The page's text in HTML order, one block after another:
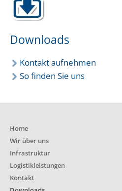
Downloads
Kontakt aufnehmen
So finden Sie uns
Home
Wir über uns
Infrastruktur
Logistikleistungen
Kontakt